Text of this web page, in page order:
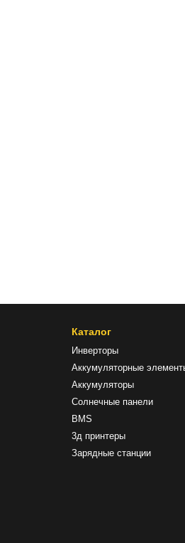
Каталог
Инверторы
Аккумуляторные
Аккумуляторы
Солнечные панели
BMS
3д принтеры
Зарядные станции